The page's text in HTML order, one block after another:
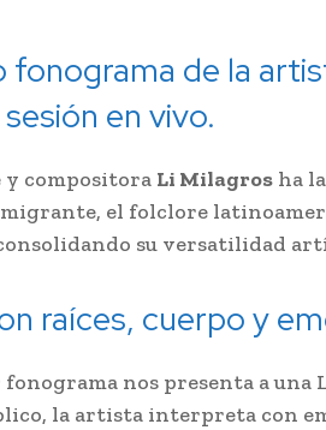
fonograma de la
en vivo.
y compositora Li Milagros ha
el folclore
su versatilidad
raíces, cuerpo y
nos presenta a una
la artista interpreta con